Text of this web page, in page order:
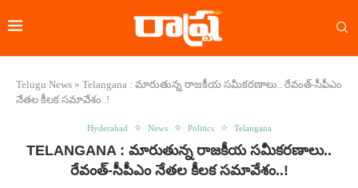
Telugu News » Telangana : మారుతున్న రాజకీయ సమీకరణాలు.. రేవంత్-సీపీఎం
నేతల కీలక సమావేశం..!
Hyderabad News Politics Telangana
TELANGANA : మారుతున్న రాజకీయ సమీకరణాలు..
రేవంత్-సీపీఎం నేతల కీలక సమావేశం..!